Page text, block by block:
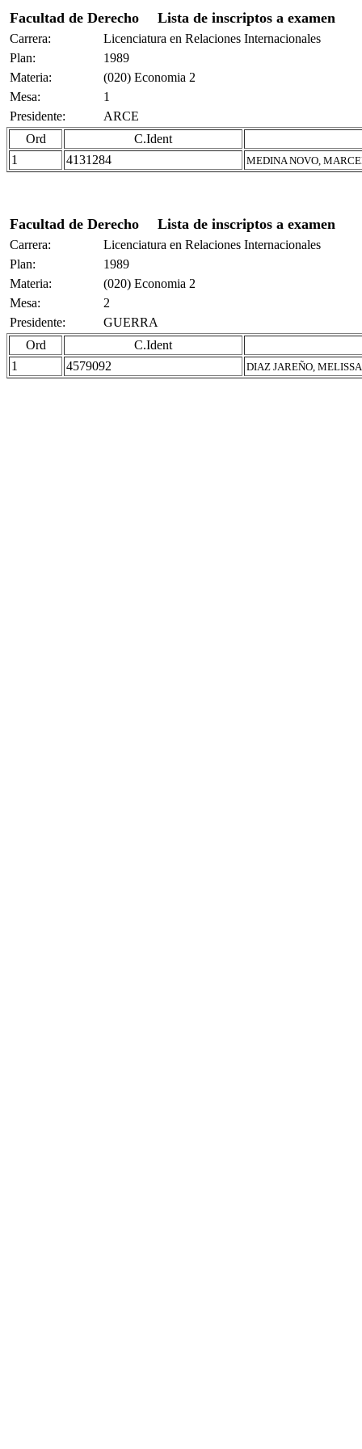
Facultad de Derecho Lista de inscriptos a examen
Carrera:
Licenciatura en Relaciones Internacionales
Plan:
1989
Materia:
(020) Economia 2
Mesa:
1
Presidente:
ARCE
Ord
C.Ident
1
4131284 MEDINA NOVO,
Facultad de Derecho Lista de inscriptos a examen
Carrera:
Licenciatura en Relaciones Internacionales
Plan:
1989
Materia:
(020) Economia 2
Mesa:
2
Presidente:
GUERRA
Ord
C.Ident
1
4579092 DIAZ JAREÑO,